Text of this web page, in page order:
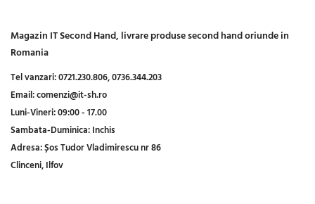
Magazin IT Second Hand, livrare produse second hand oriunde in
Romania
Tel vanzari:0721.230.806,0736.344.203
Email:comenzi@it-sh.ro
Luni-Vineri:09:00 - 17.00
Sambata-Duminica:Inchis
Adresa:Șos Tudor Vladimirescu nr 86
Clinceni, Ilfov